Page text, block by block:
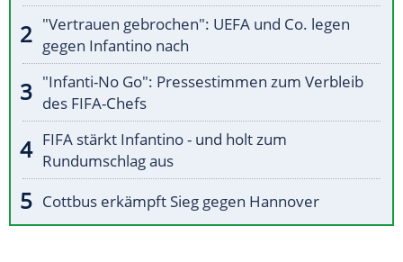
"Vertrauen gebrochen": UEFA und Co. legen
gegen Infantino nach
"Infanti-No Go": Pressestimmen zum Verbleib
des FIFA-Chefs
FIFA stärkt Infantino - und holt zum
Rundumschlag aus
Cottbus erkämpft Sieg gegen Hannover